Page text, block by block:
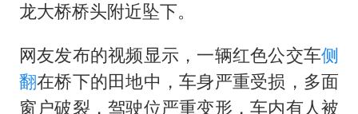
全民健身事业高质量发展
乐享全民健身 共筑健康中国
龙大桥桥头附近坠下。
网友发布的视频显示，一辆红色公交车侧
翻在桥下的田地中，车身严重受损，多面
窗户破裂，驾驶位严重变形，车内有人被